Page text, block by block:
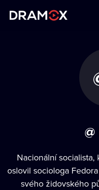
Nacionální
oslovil sociologa
svého židovského